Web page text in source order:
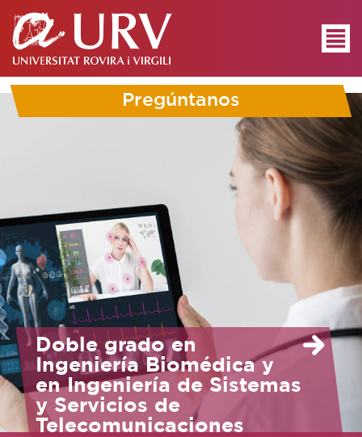
Pregúntanos
Doble grado en
Ingeniería Biomédica y
en Ingeniería de Sistemas
y Servicios de
Telecomunicaciones